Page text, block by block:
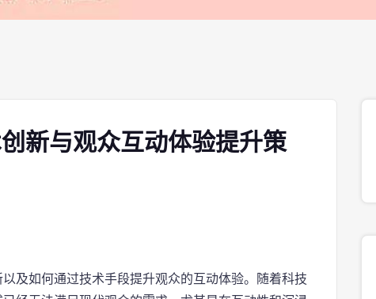
新与观众互动体验提升策
及如何通过技术手段提升观众的互动体验。随着科技